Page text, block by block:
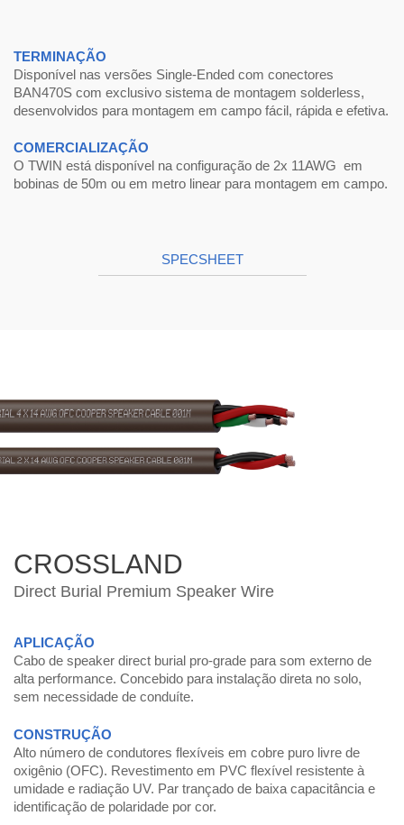
TERMINAÇÃO
Disponível nas versões Single-Ended com conectores
BAN470S com exclusivo sistema de montagem solderless,
desenvolvidos para montagem em campo fácil, rápida e efetiva.
COMERCIALIZAÇÃO
O TWIN está disponível na configuração de 2x 11AWG em
bobinas de 50m ou em metro linear para montagem em campo.
SPECSHEET
CROSSLAND
Direct Burial Premium Speaker Wire
APLICAÇÃO
Cabo de speaker direct burial pro-grade para som externo de
alta performance. Concebido para instalação direta no solo,
sem necessidade de conduíte.
CONSTRUÇÃO
Alto número de condutores flexíveis em cobre puro livre de
oxigênio (OFC). Revestimento em PVC flexível resistente à
umidade e radiação UV. Par trançado de baixa capacitância e
identificação de polaridade por cor.